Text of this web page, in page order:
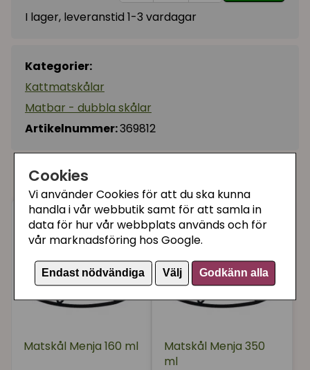
Cookies
Vi använder Cookies för att du ska kunna
handla i vår webbutik samt för att samla in
data för hur vår webbplats används och för
vår marknadsföring hos Google.
Endast nödvändiga Välj Godkänn alla
I lager, leveranstid 1-3 vardagar
Kategorier:
Kattmatskålar
Matbar - dubbla skålar
Artikelnummer:369812
Du kanske också gillar
Matskål Menja 160 ml
Matskål Menja 350
ml